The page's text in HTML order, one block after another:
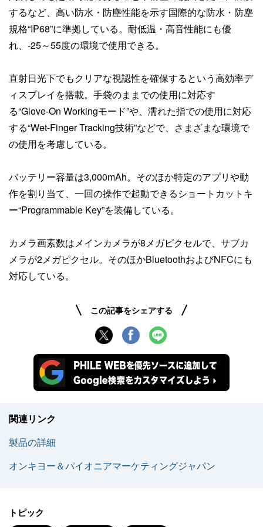
するなど、高い防水・防塵性能を示す国際的な防水・防塵
規格“IP68”に準拠している。耐低温・高音性能にも優
れ、-25～55度の環境で使用できる。
直射日光下でもクリアな視認性を確保するという高効率デ
ィスプレイを搭載。手袋のままでの使用に対応す
る“Glove-On Workingモード”や、濡れた指での使用に対応
する“Wet-Finger Tracking技術”などで、さまざまな環境で
の使用を考慮している。
バッテリー容量は3,000mAh。そのほか特定のアプリや動
作を割り当て、一回の操作で起動できるショートカットキ
ー“Programmable Key”を装備している。
カメラ画素数はメインカメラが8メガピクセルで、サブカ
メラが2メガピクセル。そのほかBluetoothおよびNFCにも
対応している。
この記事をシェアする
関連リンク
製品の詳細
オンキヨー＆パイオニアマーケティングジャパン
トピック